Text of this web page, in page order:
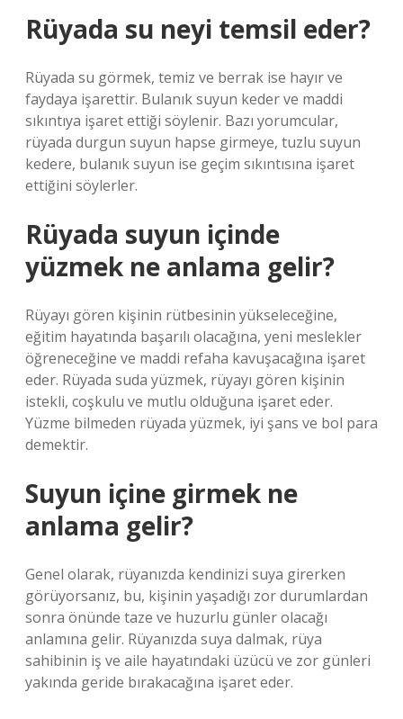
Rüyada su neyi temsil eder?
Rüyada su görmek, temiz ve berrak ise hayır ve
faydaya işarettir. Bulanık suyun keder ve maddi
sıkıntıya işaret ettiği söylenir. Bazı yorumcular,
rüyada durgun suyun hapse girmeye, tuzlu suyun
kedere, bulanık suyun ise geçim sıkıntısına işaret
ettiğini söylerler.
Rüyada suyun içinde
yüzmek ne anlama gelir?
Rüyayı gören kişinin rütbesinin yükseleceğine,
eğitim hayatında başarılı olacağına, yeni meslekler
öğreneceğine ve maddi refaha kavuşacağına işaret
eder. Rüyada suda yüzmek, rüyayı gören kişinin
istekli, coşkulu ve mutlu olduğuna işaret eder.
Yüzme bilmeden rüyada yüzmek, iyi şans ve bol para
demektir.
Suyun içine girmek ne
anlama gelir?
Genel olarak, rüyanızda kendinizi suya girerken
görüyorsanız, bu, kişinin yaşadığı zor durumlardan
sonra önünde taze ve huzurlu günler olacağı
anlamına gelir. Rüyanızda suya dalmak, rüya
sahibinin iş ve aile hayatındaki üzücü ve zor günleri
yakında geride bırakacağına işaret eder.